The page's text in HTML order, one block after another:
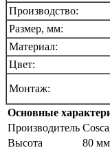
Производство:
Размер, мм:
Материал:
Цвет:
Монтаж:
Основные
Производитель
Высота
80 мм